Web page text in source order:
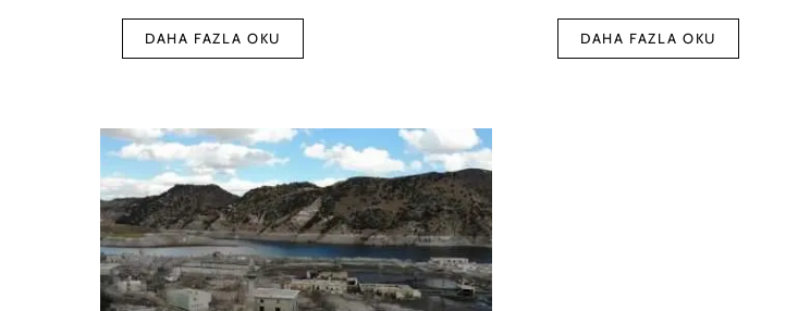
DAHA FAZLA OKU DAHA FAZLA OKU